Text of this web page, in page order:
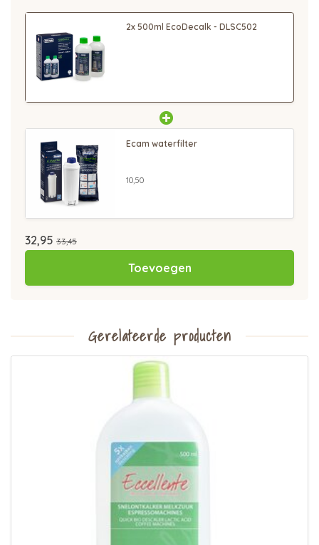
2x 500ml EcoDecalk - DLSC502
Ecam waterfilter
10,50
32,95 33,45
Toevoegen
Gerelateerde producten